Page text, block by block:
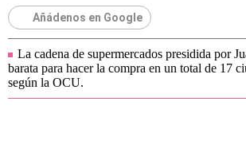
Añádenos en Google
La cadena de supermercados presidida por
barata para hacer la compra en un total de 17
según la OCU.